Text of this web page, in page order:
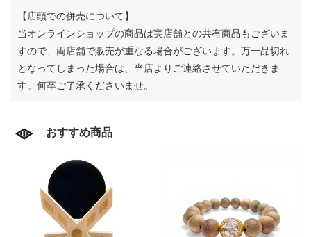
【店頭での併売について】
当オンラインショップの商品は実店舗との共有商品もございま
すので、両店舗で販売が重なる場合がございます。 万一品切れ
となってしまった場合は、当店よりご連絡させていただきま
す。何卒ご了承くださいませ。
おすすめ商品